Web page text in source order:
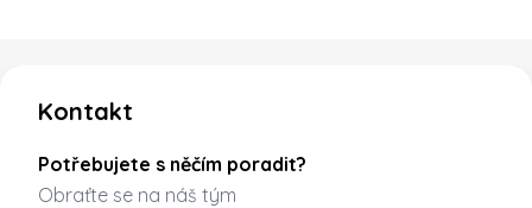
Kontakt
Potřebujete s něčím poradit?
Obraťte se na náš tým